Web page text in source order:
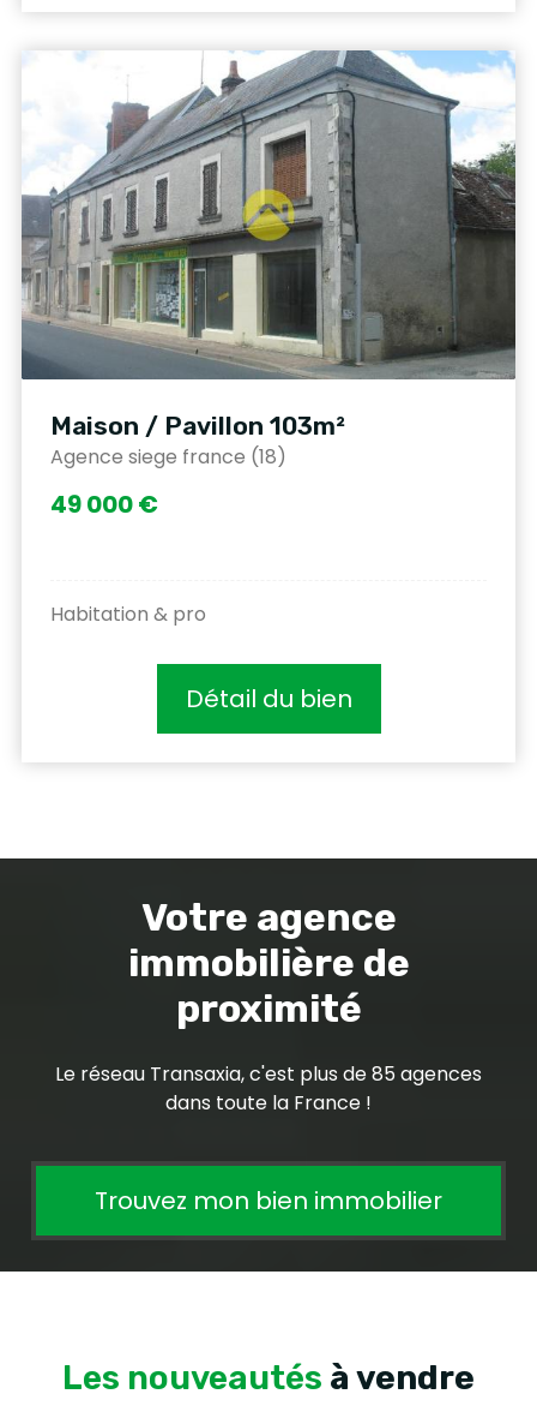
Maison / Pavillon 103m²
Agence siege france (18)
49 000 €
Habitation & pro
Détail du bien
Votre agence
immobilière de
proximité
Le réseau Transaxia, c'est plus de 85 agences
dans toute la France !
Trouvez mon bien immobilier
Les nouveautés à vendre